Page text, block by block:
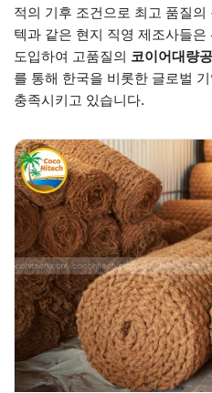
적의 기후 조건으로 최고 품질
텍과 같은 현지 직영 제조사들
도입하여 고품질의 코이어대량
를 통해 한국을 비롯한 글로벌
충족시키고 있습니다.